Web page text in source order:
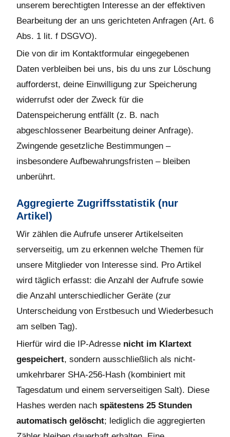
unserem berechtigten Interesse an der effektiven
Bearbeitung der an uns gerichteten Anfragen (Art. 6
Abs. 1 lit. f DSGVO).
Die von dir im Kontaktformular eingegebenen
Daten verbleiben bei uns, bis du uns zur Löschung
aufforderst, deine Einwilligung zur Speicherung
widerrufst oder der Zweck für die
Datenspeicherung entfällt (z. B. nach
abgeschlossener Bearbeitung deiner Anfrage).
Zwingende gesetzliche Bestimmungen –
insbesondere Aufbewahrungsfristen – bleiben
unberührt.
Aggregierte Zugriffsstatistik (nur
Artikel)
Wir zählen die Aufrufe unserer Artikelseiten
serverseitig, um zu erkennen welche Themen für
unsere Mitglieder von Interesse sind. Pro Artikel
wird täglich erfasst: die Anzahl der Aufrufe sowie
die Anzahl unterschiedlicher Geräte (zur
Unterscheidung von Erstbesuch und Wiederbesuch
am selben Tag).
Hierfür wird die IP-Adresse nicht im Klartext
gespeichert, sondern ausschließlich als nicht-
umkehrbarer SHA-256-Hash (kombiniert mit
Tagesdatum und einem serverseitigen Salt). Diese
Hashes werden nach spätestens 25 Stunden
automatisch gelöscht; lediglich die aggregierten